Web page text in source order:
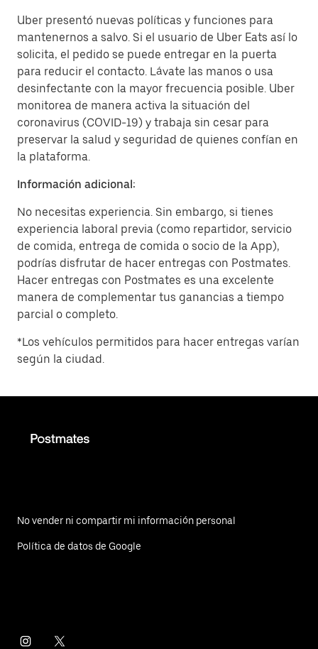
Uber presentó nuevas políticas y funciones para
mantenernos a salvo. Si el usuario de Uber Eats así lo
solicita, el pedido se puede entregar en la puerta
para reducir el contacto. Lávate las manos o usa
desinfectante con la mayor frecuencia posible. Uber
monitorea de manera activa la situación del
coronavirus (COVID-19) y trabaja sin cesar para
preservar la salud y seguridad de quienes confían en
la plataforma.
Información adicional:
No necesitas experiencia. Sin embargo, si tienes
experiencia laboral previa (como repartidor, servicio
de comida, entrega de comida o socio de la App),
podrías disfrutar de hacer entregas con Postmates.
Hacer entregas con Postmates es una excelente
manera de complementar tus ganancias a tiempo
parcial o completo.
*Los vehículos permitidos para hacer entregas varían
según la ciudad.
No vender ni compartir mi información personal
Política de datos de Google